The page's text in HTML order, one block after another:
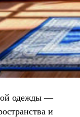
одежды —
и